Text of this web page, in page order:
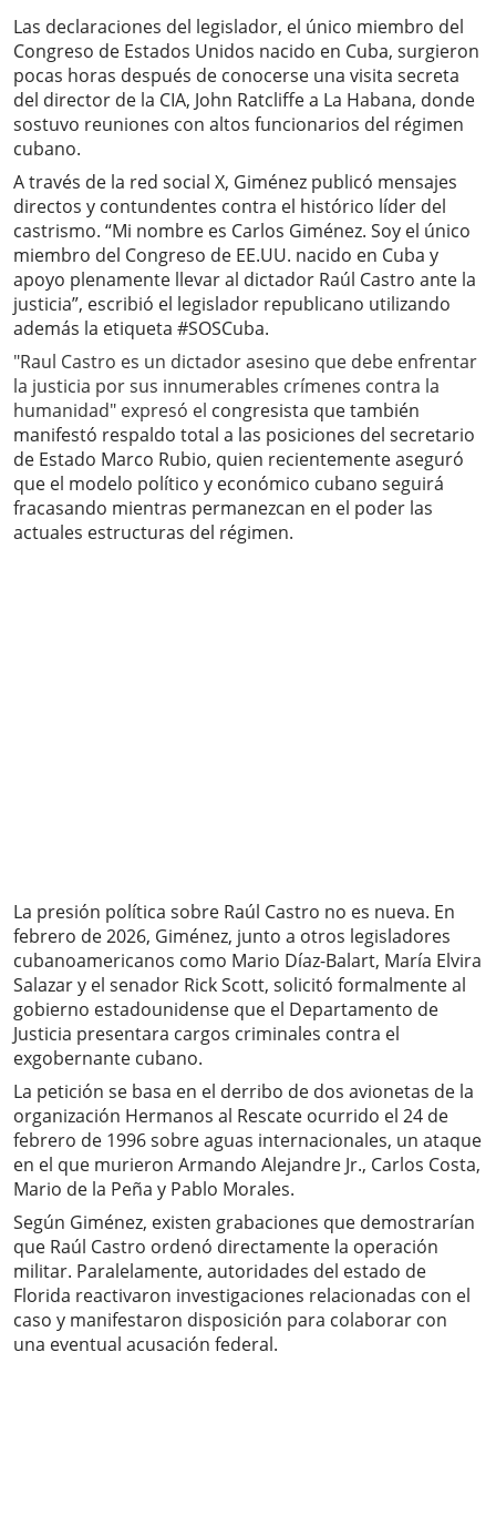
Las declaraciones del legislador, el único miembro del
Congreso de Estados Unidos nacido en Cuba, surgieron
pocas horas después de conocerse una visita secreta
del director de la CIA, John Ratcliffe a La Habana, donde
sostuvo reuniones con altos funcionarios del régimen
cubano.
A través de la red social X, Giménez publicó mensajes
directos y contundentes contra el histórico líder del
castrismo. “Mi nombre es Carlos Giménez. Soy el único
miembro del Congreso de EE.UU. nacido en Cuba y
apoyo plenamente llevar al dictador Raúl Castro ante la
justicia”, escribió el legislador republicano utilizando
además la etiqueta #SOSCuba.
"Raul Castro es un dictador asesino que debe enfrentar
la justicia por sus innumerables crímenes contra la
humanidad" expresó el congresista que también
manifestó respaldo total a las posiciones del secretario
de Estado Marco Rubio, quien recientemente aseguró
que el modelo político y económico cubano seguirá
fracasando mientras permanezcan en el poder las
actuales estructuras del régimen.
La presión política sobre Raúl Castro no es nueva. En
febrero de 2026, Giménez, junto a otros legisladores
cubanoamericanos como Mario Díaz-Balart, María Elvira
Salazar y el senador Rick Scott, solicitó formalmente al
gobierno estadounidense que el Departamento de
Justicia presentara cargos criminales contra el
exgobernante cubano.
La petición se basa en el derribo de dos avionetas de la
organización Hermanos al Rescate ocurrido el 24 de
febrero de 1996 sobre aguas internacionales, un ataque
en el que murieron Armando Alejandre Jr., Carlos Costa,
Mario de la Peña y Pablo Morales.
Según Giménez, existen grabaciones que demostrarían
que Raúl Castro ordenó directamente la operación
militar. Paralelamente, autoridades del estado de
Florida reactivaron investigaciones relacionadas con el
caso y manifestaron disposición para colaborar con
una eventual acusación federal.